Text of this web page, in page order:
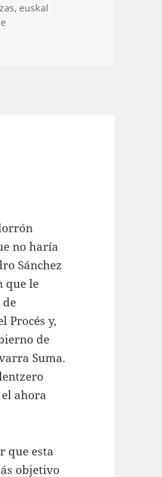
, euskal
no haría
Sánchez
que le
Procés y,
de
Suma.
ahora
que esta
objetivo